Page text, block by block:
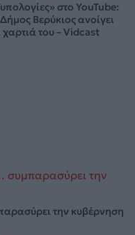
στο YouTube:
Βερύκιος ανοίγει
χαρτιά του – Vidcast
την κυβέρνηση